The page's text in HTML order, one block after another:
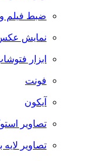
ضبط فيلم و عكس
نمایش عکس
ابزار فتوشاپ
فونت
آیکون
تصاویر استوک
تصاویر لایه باز